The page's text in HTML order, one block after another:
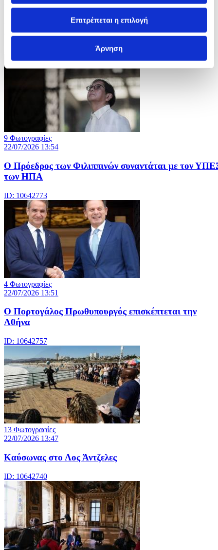
Επιτρέπεται η επιλογή
Άρνηση
Ο Ρώσος Πρόεδρος προεδρεύει του Συμβουλίου
Ασφαλείας
9 Φωτογραφίες
22/07/2026 13:54
Ο Πρόεδρος των Φιλιππινών συναντάται με τον
των ΗΠΑ
ID: 10642773
4 Φωτογραφίες
22/07/2026 13:51
Ο Πορτογάλος Πρωθυπουργός επισκέπτεται την
Αθήνα
ID: 10642757
13 Φωτογραφίες
22/07/2026 13:47
Καύσωνας στο Λος Άντζελες
ID: 10642740